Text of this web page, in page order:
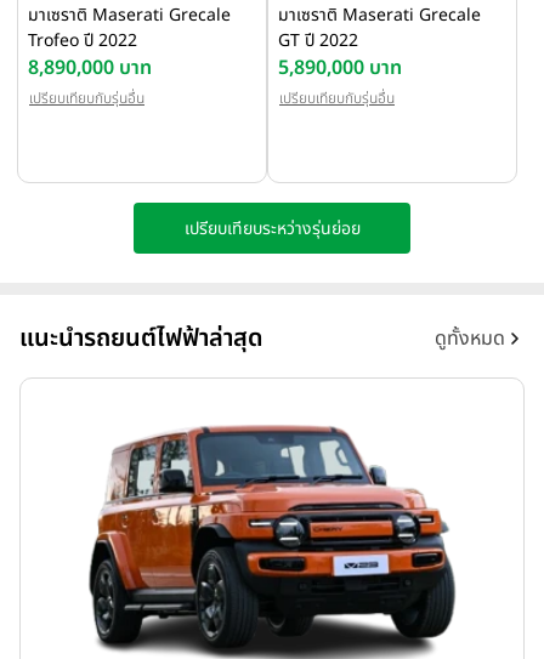
มาเซราติ Maserati Grecale
Trofeo ปี 2022
8,890,000 บาท
เปรียบเทียบกับรุ่นอื่น
มาเซราติ Maserati Grecale
GT ปี 2022
5,890,000 บาท
เปรียบเทียบกับรุ่นอื่น
เปรียบเทียบระหว่างรุ่นย่อย
แนะนำรถยนต์ไฟฟ้าล่าสุด ดูทั้งหมด